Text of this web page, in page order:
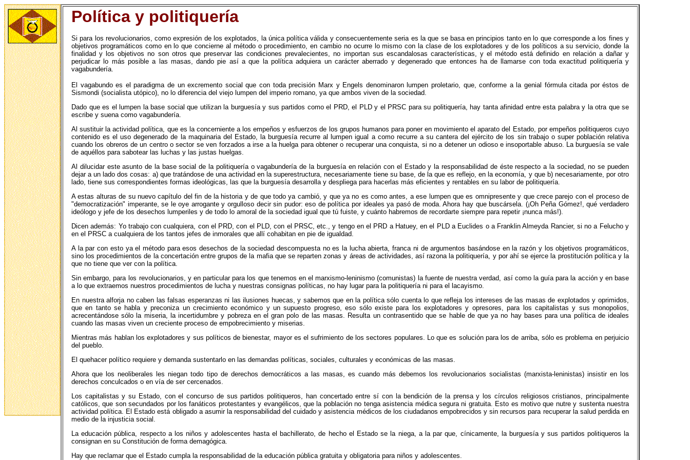
Política y politiquería
Si para los revolucionarios, como expresión de los explotados, la única política válida y consecuentemente seria es la que se basa en principios tanto en lo que corresponde a los fines y
objetivos programáticos como en lo que concierne al método o procedimiento, en cambio no ocurre lo mismo con la clase de los explotadores y de los políticos a su servicio, donde la
finalidad y los objetivos no son otros que preservar las condiciones prevalecientes, no importan sus escandalosas características, y el método está definido en relación a dañar y
perjudicar lo más posible a las masas, dando pie así a que la política adquiera un carácter aberrado y degenerado que entonces ha de llamarse con toda exactitud politiquería y
vagabundería.
El vagabundo es el paradigma de un excremento social que con toda precisión Marx y Engels denominaron lumpen proletario, que, conforme a la genial fórmula citada por éstos de
Sismondi (socialista utópico), no lo diferencia del viejo lumpen del imperio romano, ya que ambos viven de la sociedad.
Dado que es el lumpen la base social que utilizan la burguesía y sus partidos como el PRD, el PLD y el PRSC para su politiquería, hay tanta afinidad entre esta palabra y la otra que se
escribe y suena como vagabundería.
Al sustituir la actividad política, que es la concerniente a los empeños y esfuerzos de los grupos humanos para poner en movimiento el aparato del Estado, por empeños politiqueros cuyo
contenido es el uso degenerado de la maquinaria del Estado, la burguesía recurre al lumpen igual a como recurre a su cantera del ejército de los sin trabajo o super población relativa
cuando los obreros de un centro o sector se ven forzados a irse a la huelga para obtener o recuperar una conquista, si no a detener un odioso e insoportable abuso. La burguesía se vale
de aquéllos para sabotear las luchas y las justas huelgas.
Al dilucidar este asunto de la base social de la politiquería o vagabundería de la burguesía en relación con el Estado y la responsabilidad de éste respecto a la sociedad, no se pueden
dejar a un lado dos cosas: a) que tratándose de una actividad en la superestructura, necesariamente tiene su base, de la que es reflejo, en la economía, y que b) necesariamente, por otro
lado, tiene sus correspondientes formas ideológicas, las que la burguesía desarrolla y despliega para hacerlas más eficientes y rentables en su labor de politiquería.
A estas alturas de su nuevo capítulo del fin de la historia y de que todo ya cambió, y que ya no es como antes, a ese lumpen que es omnipresente y que crece parejo con el proceso de
"democratización" imperante, se le oye arrogante y orgulloso decir sin pudor: eso de política por ideales ya pasó de moda. Ahora hay que buscársela. (¡Oh Peña Gómez!, qué verdadero
ideólogo y jefe de los desechos lumperiles y de todo lo amoral de la sociedad igual que tú fuiste, y cuánto habremos de recordarte siempre para repetir ¡nunca más!).
Dicen además: Yo trabajo con cualquiera, con el PRD, con el PLD, con el PRSC, etc., y tengo en el PRD a Hatuey, en el PLD a Euclides o a Franklin Almeyda Rancier, si no a Felucho y
en el PRSC a cualquiera de los tantos jefes de inmorales que allí cohabitan en pie de igualdad.
A la par con esto ya el método para esos desechos de la sociedad descompuesta no es la lucha abierta, franca ni de argumentos basándose en la razón y los objetivos programáticos,
sino los procedimientos de la concertación entre grupos de la mafia que se reparten zonas y áreas de actividades, así razona la politiquería, y por ahí se ejerce la prostitución política y la
que no tiene que ver con la política.
Sin embargo, para los revolucionarios, y en particular para los que tenemos en el marxismo-leninismo (comunistas) la fuente de nuestra verdad, así como la guía para la acción y en base
a lo que extraemos nuestros procedimientos de lucha y nuestras consignas políticas, no hay lugar para la politiquería ni para el lacayismo.
En nuestra alforja no caben las falsas esperanzas ni las ilusiones huecas, y sabemos que en la política sólo cuenta lo que refleja los intereses de las masas de explotados y oprimidos,
que en tanto se habla y preconiza un crecimiento económico y un supuesto progreso, eso sólo existe para los explotadores y opresores, para los capitalistas y sus monopolios,
acrecentándose sólo la miseria, la incertidumbre y pobreza en el gran polo de las masas. Resulta un contrasentido que se hable de que ya no hay bases para una política de ideales
cuando las masas viven un creciente proceso de empobrecimiento y miserias.
Mientras más hablan los explotadores y sus políticos de bienestar, mayor es el sufrimiento de los sectores populares. Lo que es solución para los de arriba, sólo es problema en perjuicio
del pueblo.
El quehacer político requiere y demanda sustentarlo en las demandas políticas, sociales, culturales y económicas de las masas.
Ahora que los neoliberales les niegan todo tipo de derechos democráticos a las masas, es cuando más debemos los revolucionarios socialistas (marxista-leninistas) insistir en los
derechos conculcados o en vía de ser cercenados.
Los capitalistas y su Estado, con el concurso de sus partidos politiqueros, han concertado entre sí con la bendición de la prensa y los círculos religiosos cristianos, principalmente
católicos, que son secundados por los fanáticos protestantes y evangélicos, que la población no tenga asistencia médica segura ni gratuita. Esto es motivo que nutre y sustenta nuestra
actividad política. El Estado está obligado a asumir la responsabilidad del cuidado y asistencia médicos de los ciudadanos empobrecidos y sin recursos para recuperar la salud perdida en
medio de la injusticia social.
La educación pública, respecto a los niños y adolescentes hasta el bachillerato, de hecho el Estado se la niega, a la par que, cínicamente, la burguesía y sus partidos politiqueros la
consignan en su Constitución de forma demagógica.
Hay que reclamar que el Estado cumpla la responsabilidad de la educación pública gratuita y obligatoria para niños y adolescentes.